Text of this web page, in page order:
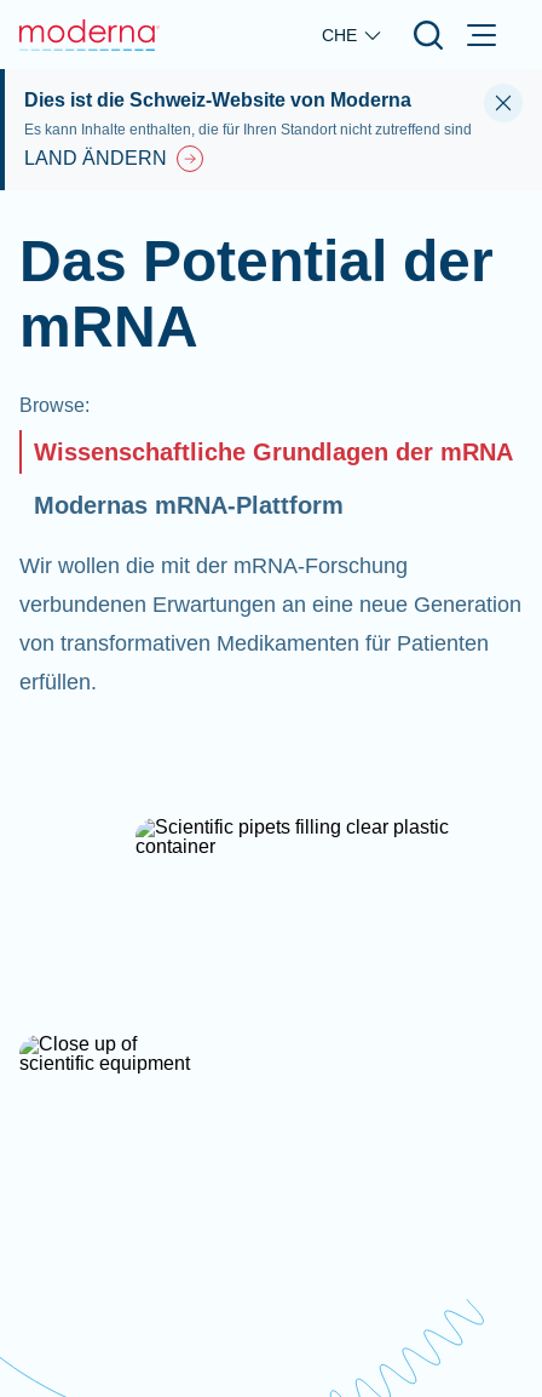
Skip to main content
CHE
Dies ist die Schweiz-Website von Moderna
Es kann Inhalte enthalten, die für Ihren Standort nicht zutreffend sind
LAND ÄNDERN
Das Potential der
mRNA
Browse:
Wissenschaftliche Grundlagen der mRNA
Modernas mRNA-Plattform
Wir wollen die mit der mRNA-Forschung
verbundenen Erwartungen an eine neue Generation
von transformativen Medikamenten für Patienten
erfüllen.